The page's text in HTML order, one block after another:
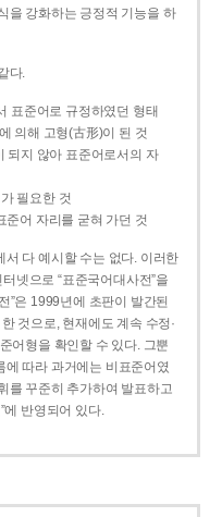
을 강화하는 긍정적 기능을 하
다.
표준어로 규정하였던 형태
의해 고형(古形)이 된 것
되지 않아 표준어로서의 자
필요한 것
준어 자리를 굳혀 가던 것
다 예시할 수는 없다. 이러한
넷으로 “표준국어대사전”을
”은 1999년에 초판이 발간된
것으로, 현재에도 계속 수정·
어형을 확인할 수 있다. 그뿐
따라 과거에는 비표준어였
를 꾸준히 추가하여 발표하고
에 반영되어 있다.